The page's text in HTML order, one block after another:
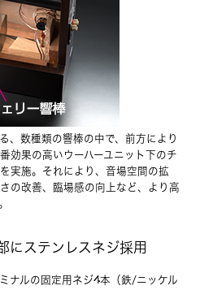
、数種類の響棒の中で、前方により
効果の高いウーハーユニット下のチ
実施。それにより、音場空間の拡
の改善、臨場感の向上など、より高
にステンレスネジ採用
ナルの固定用ネジ4本（鉄/ニッケル